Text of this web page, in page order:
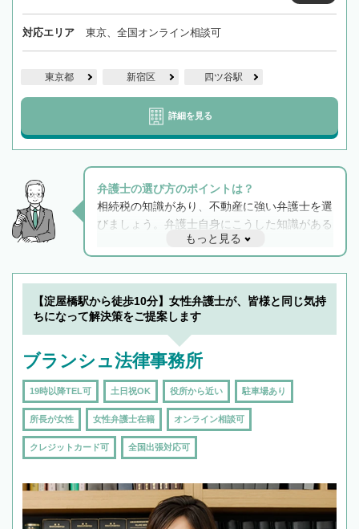
対応エリア 東京、全国オンライン相談可
東京都 新宿区 四ツ谷駅
詳細を見る
弁護士の選び方のポイントは？
相続税の知識があり、不動産に強い弁護士を選
びましょう。弁護士自身にこうした知識がある
と他士業との連携もスムーズに進み、トラブル
解決のみならず相続をトータルで任せることが
できます。また、相続は感情がからむ分野なの
でフィーリングも重要です。実際に電話や面談
で複数の弁護士と会話をしてウマが合う方に依
もっと見る
【淀屋橋駅から徒歩10分】女性弁護士が、皆様と同じ気持
ちになって解決策をご提案します
ブランシュ法律事務所
19時以降TEL可 土日祝OK 役所から近い 駐車場あり
所長が女性 女性弁護士在籍 オンライン相談可
クレジットカード可 全国出張対応可